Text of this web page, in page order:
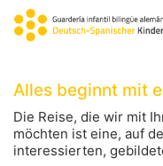
Alles beginnt mit
Die Reise, die wir mit
möchten ist eine, auf
interessierten,